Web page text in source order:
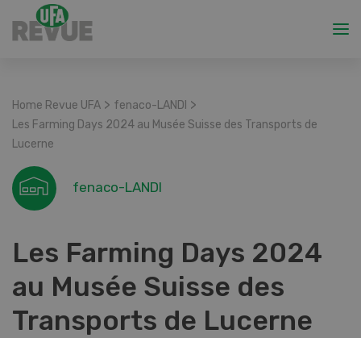
Home Revue UFA > fenaco-LANDI >
Les Farming Days 2024 au Musée Suisse des Transports de
Lucerne
fenaco-LANDI
Les Farming Days 2024
au Musée Suisse des
Transports de Lucerne